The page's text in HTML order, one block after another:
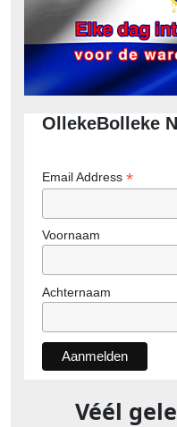
OllekeBolleke
Email Address *
Voornaam
Achternaam
Véél